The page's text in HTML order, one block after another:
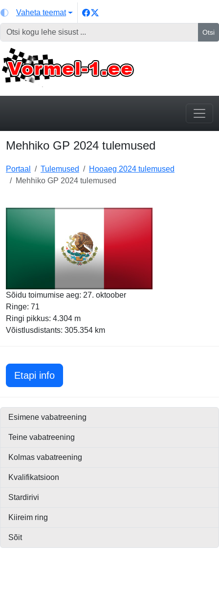
Vaheta teemat
Otsi
Mehhiko GP 2024 tulemused
Portaal Tulemused
Hooaeg 2024 tulemused
Mehhiko GP 2024 tulemused
Sõidu toimumise aeg: 27. oktoober
Ringe: 71
Ringi pikkus: 4.304 m
Võistlusdistants: 305.354 km
Etapi infoMehhiko GP 2024
Esimene vabatreening
Teine vabatreening
Kolmas vabatreening
Kvalifikatsioon
Stardirivi
Kiireim ring
Sõit